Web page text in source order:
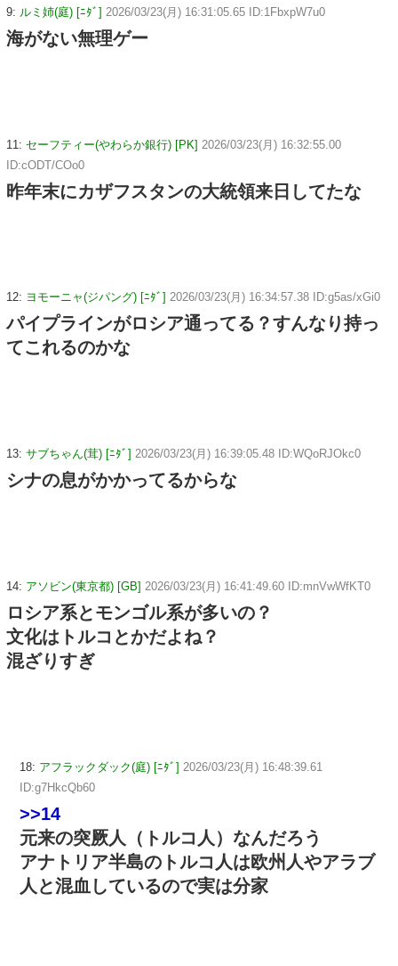
9: ルミ姉(庭) [ﾆﾀﾞ] 2026/03/23(月) 16:31:05.65 ID:1FbxpW7u0
海がない無理ゲー
11: セーフティー(やわらか銀行) [PK] 2026/03/23(月) 16:32:55.00
ID:cODT/COo0
昨年末にカザフスタンの大統領来日してたな
12: ヨモーニャ(ジパング) [ﾆﾀﾞ] 2026/03/23(月) 16:34:57.38 ID:g5as/xGi0
パイプラインがロシア通ってる？すんなり持っ
てこれるのかな
13: サブちゃん(茸) [ﾆﾀﾞ] 2026/03/23(月) 16:39:05.48 ID:WQoRJOkc0
シナの息がかかってるからな
14: アソビン(東京都) [GB] 2026/03/23(月) 16:41:49.60 ID:mnVwWfKT0
ロシア系とモンゴル系が多いの？
文化はトルコとかだよね？
混ざりすぎ
18: アフラックダック(庭) [ﾆﾀﾞ] 2026/03/23(月) 16:48:39.61
ID:g7HkcQb60
>>14
元来の突厥人（トルコ人）なんだろう
アナトリア半島のトルコ人は欧州人やアラブ
人と混血しているので実は分家